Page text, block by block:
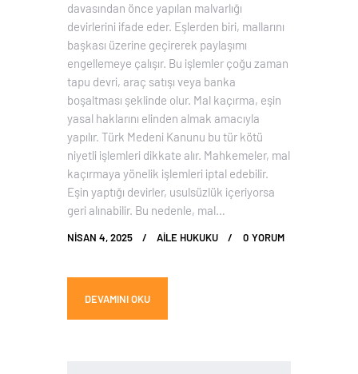
davasından önce yapılan malvarlığı
devirlerini ifade eder. Eşlerden biri, mallarını
başkası üzerine geçirerek paylaşımı
engellemeye çalışır. Bu işlemler çoğu zaman
tapu devri, araç satışı veya banka
boşaltması şeklinde olur. Mal kaçırma, eşin
yasal haklarını elinden almak amacıyla
yapılır. Türk Medeni Kanunu bu tür kötü
niyetli işlemleri dikkate alır. Mahkemeler, mal
kaçırmaya yönelik işlemleri iptal edebilir.
Eşin yaptığı devirler, usulsüzlük içeriyorsa
geri alınabilir. Bu nedenle, mal…
NISAN 4, 2025 AILE HUKUKU 0 YORUM
DEVAMINI OKU